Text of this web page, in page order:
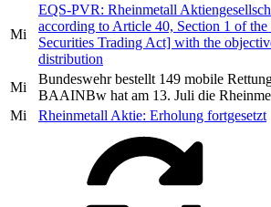
Mi
EQS-PVR: Rheinmetall
according to Article 40, Section 1 of
Securities Trading Act] with the
distribution
Mi
Bundeswehr bestellt 149 mobile
BAAINBw hat am 13. Juli die
Mi
Rheinmetall Aktie: Erholung fortgesetzt